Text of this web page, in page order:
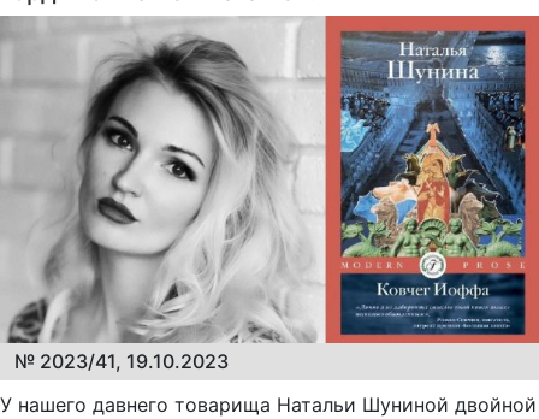
№ 2023/41, 19.10.2023
У нашего давнего товарища Натальи Шуниной двойной